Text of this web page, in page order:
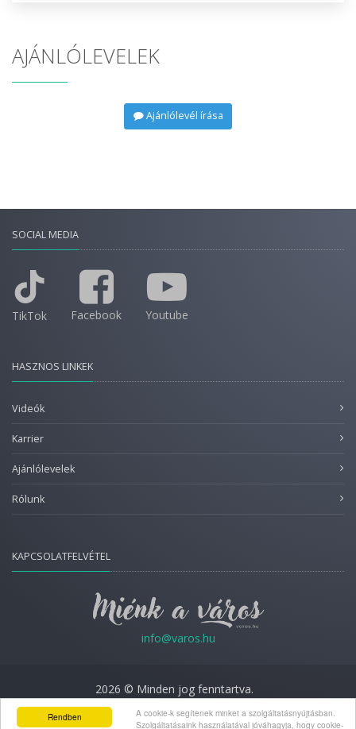
Rendben
A cookie-k segítenek minket a szolgáltatásnyújtásban.
Szolgáltatásaink használatával jóváhagyja, hogy cookie-
AJÁNLÓLEVELEK
Ajánlólevél írása
SOCIAL MEDIA
TikTok Facebook Youtube
HASZNOS LINKEK
Videók
Karrier
Ajánlólevelek
Rólunk
KAPCSOLATFELVÉTEL
info@varos.hu
2026 © Minden jog fenntartva.
Adatkezelési nyilatkozat